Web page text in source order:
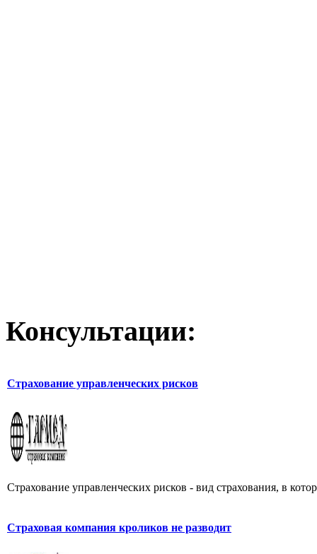
Консультации:
Страхование управленческих рисков
Страхование управленческих рисков - вид страхования, в
Страховая компания кроликов не разводит